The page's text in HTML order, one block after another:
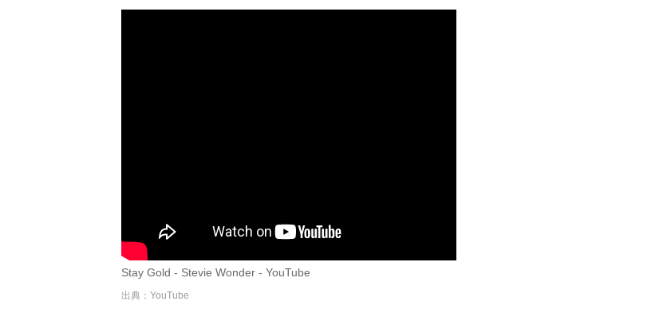
Stay Gold - Stevie Wonder - YouTube
出典：YouTube